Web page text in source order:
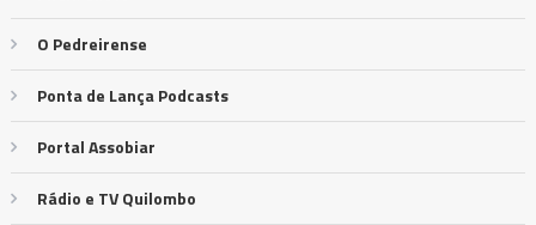
O Pedreirense
Ponta de Lança Podcasts
Portal Assobiar
Rádio e TV Quilombo